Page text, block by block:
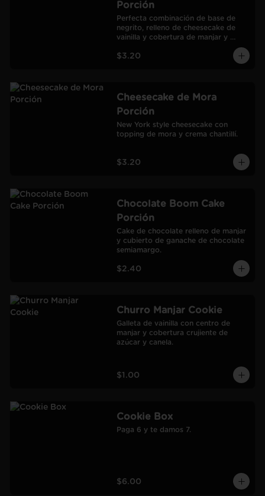
Porción
Perfecta combinación de base de
negrito, relleno de cheesecake de
vainilla y cobertura de manjar y
$3.20
Cheesecake de Mora
Porción
New York style cheesecake con
topping de mora y crema chantillí.
$3.20
Chocolate Boom Cake
Porción
Cake de chocolate relleno de manjar
y cubierto de ganache de chocolate
semiamargo.
$2.40
Churro Manjar Cookie
Galleta de vainilla con centro de
manjar y cobertura crujiente de
azúcar y canela.
$1.00
Cookie Box
Paga 6 y te damos 7.
$6.00